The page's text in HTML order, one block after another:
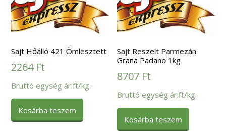
Sajt Hőálló 421 Ömlesztett
2264 Ft
Bruttó egység ár:ft/kg.
Kosárba teszem
Sajt Reszelt Parmezán
Grana Padano 1kg
8707 Ft
Bruttó egység ár:ft/kg.
Kosárba teszem